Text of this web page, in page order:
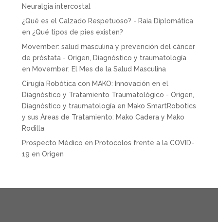
Neuralgia intercostal
¿Qué es el Calzado Respetuoso? - Raia Diplomática
en ¿Qué tipos de pies existen?
Movember: salud masculina y prevención del cáncer
de próstata - Origen, Diagnóstico y traumatología
en Movember: El Mes de la Salud Masculina
Cirugía Robótica con MAKO: Innovación en el
Diagnóstico y Tratamiento Traumatológico - Origen,
Diagnóstico y traumatologíaen Mako SmartRobotics
y sus Áreas de Tratamiento: Mako Cadera y Mako
Rodilla
Prospecto Médico en Protocolos frente a la COVID-
19 en Origen